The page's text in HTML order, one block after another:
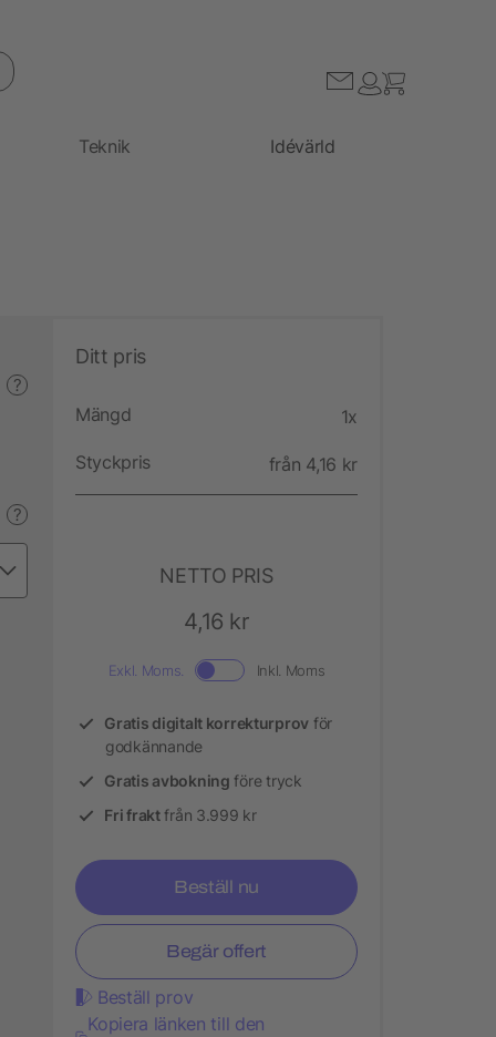
Teknik Idévärld
?
?
Ditt pris
Mängd 1x
Styckpris från 4,16 kr
NETTO PRIS
4,16 kr
Exkl. Moms. Inkl. Moms
Gratis digitalt korrekturprov för
godkännande
Gratis avbokning före tryck
Fri fraktfrån 3.999 kr
Beställ nu
Begär offert
Beställ prov
Kopiera länken till den